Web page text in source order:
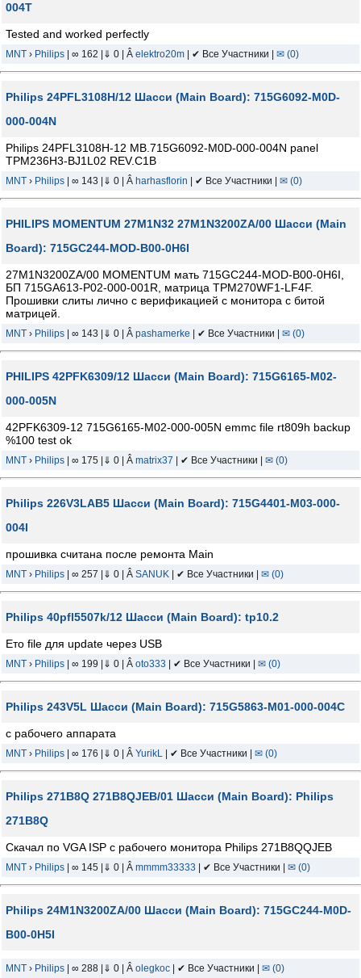
004T
Tested and worked perfectly
MNT › Philips | ∞ 162 |⇓ 0 | Â elektro20m | ✔ Все Участники | ✉ (0)
Philips 24PFL3108H/12 Шасси (Main Board): 715G6092-M0D-
000-004N
Philips 24PFL3108H-12 MB.715G6092-M0D-000-004N panel
TPM236H3-BJ1L02 REV.C1B
MNT › Philips | ∞ 143 |⇓ 0 | Â harhasflorin | ✔ Все Участники | ✉ (0)
PHILIPS MOMENTUM 27M1N32 27M1N3200ZA/00 Шасси (Main
Board): 715GC244-MOD-B00-0H6I
27M1N3200ZA/00 MOMENTUM мать 715GC244-MOD-B00-0H6I,
БП 715GA613-P02-000-001R, матрица TPM270WF1-LF4F.
Прошивки слиты лично с верификацией с монитора с битой
матрицей.
MNT › Philips | ∞ 143 |⇓ 0 | Â pashamerke | ✔ Все Участники | ✉ (0)
PHILIPS 42PFK6309/12 Шасси (Main Board): 715G6165-M02-
000-005N
42PFK6309-12 715G6165-M02-000-005N emmc file rt809h backup
%100 test ok
MNT › Philips | ∞ 175 |⇓ 0 | Â matrix37 | ✔ Все Участники | ✉ (0)
Philips 226V3LAB5 Шасси (Main Board): 715G4401-M03-000-
004I
прошивка считана после ремонта Main
MNT › Philips | ∞ 257 |⇓ 0 | Â SANUK | ✔ Все Участники | ✉ (0)
Philips 40pfl5507k/12 Шасси (Main Board): tp10.2
Ето file для update через USB
MNT › Philips | ∞ 199 |⇓ 0 | Â oto333 | ✔ Все Участники | ✉ (0)
Philips 243V5L Шасси (Main Board): 715G5863-M01-000-004C
с рабочего аппарата
MNT › Philips | ∞ 176 |⇓ 0 | Â YurikL | ✔ Все Участники | ✉ (0)
Philips 271B8Q 271B8QJEB/01 Шасси (Main Board): Philips
271B8Q
Скачал по VGA ISP с рабочего монитора Philips 271B8QQJEB
MNT › Philips | ∞ 145 |⇓ 0 | Â mmmm33333 | ✔ Все Участники | ✉ (0)
Philips 24M1N3200ZA/00 Шасси (Main Board): 715GC244-M0D-
B00-0H5I
MNT › Philips | ∞ 288 |⇓ 0 | Â olegkoc | ✔ Все Участники | ✉ (0)